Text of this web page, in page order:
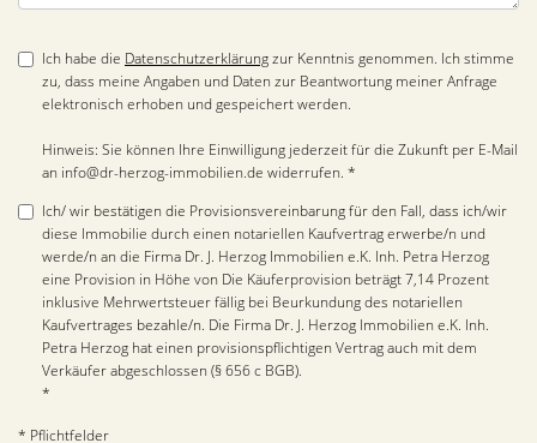
Ich habe die Datenschutzerklärungzur Kenntnis genommen. Ich stimme
zu, dass meine Angaben und Daten zur Beantwortung meiner Anfrage
elektronisch erhoben und gespeichert werden.
Hinweis: Sie können Ihre Einwilligung jederzeit für die Zukunft per E-Mail
an info@dr-herzog-immobilien.de widerrufen. *
Ich/ wir bestätigen die Provisionsvereinbarung für den Fall, dass ich/wir
diese Immobilie durch einen notariellen Kaufvertrag erwerbe/n und
werde/n an die Firma Dr. J. Herzog Immobilien e.K. Inh. Petra Herzog
eine Provision in Höhe von Die Käuferprovision beträgt 7,14 Prozent
inklusive Mehrwertsteuer fällig bei Beurkundung des notariellen
Kaufvertrages bezahle/n. Die Firma Dr. J. Herzog Immobilien e.K. Inh.
Petra Herzog hat einen provisionspflichtigen Vertrag auch mit dem
Verkäufer abgeschlossen (§ 656 c BGB).
*
* Pflichtfelder